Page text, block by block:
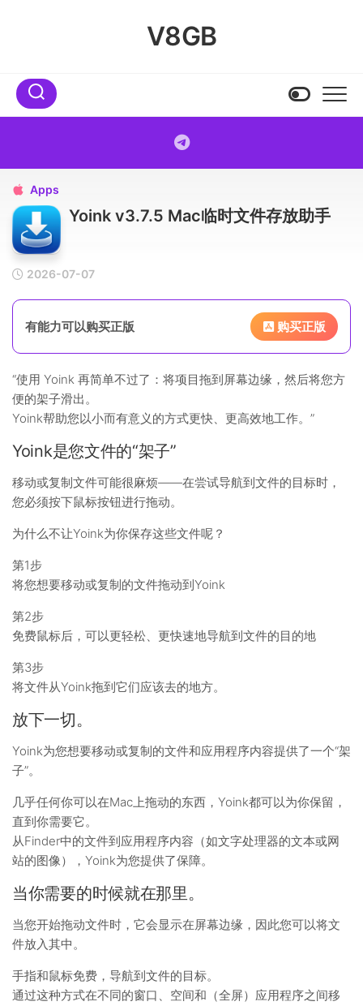
V8GB
 Apps
Yoink v3.7.5 Mac临时文件存放助手
2026-07-07
有能力可以购买正版 购买正版
“使用 Yoink 再简单不过了：将项目拖到屏幕边缘，然后将您方
便的架子滑出。
Yoink帮助您以小而有意义的方式更快、更高效地工作。”
Yoink是您文件的“架子”
移动或复制文件可能很麻烦——在尝试导航到文件的目标时，
您必须按下鼠标按钮进行拖动。
为什么不让Yoink为你保存这些文件呢？
第1步
将您想要移动或复制的文件拖动到Yoink
第2步
免费鼠标后，可以更轻松、更快速地导航到文件的目的地
第3步
将文件从Yoink拖到它们应该去的地方。
放下一切。
Yoink为您想要移动或复制的文件和应用程序内容提供了一个“架
子”。
几乎任何你可以在Mac上拖动的东西，Yoink都可以为你保留，
直到你需要它。
从Finder中的文件到应用程序内容（如文字处理器的文本或网
站的图像），Yoink为您提供了保障。
当你需要的时候就在那里。
当您开始拖动文件时，它会显示在屏幕边缘，因此您可以将文
件放入其中。
手指和鼠标免费，导航到文件的目标。
通过这种方式在不同的窗口、空间和（全屏）应用程序之间移